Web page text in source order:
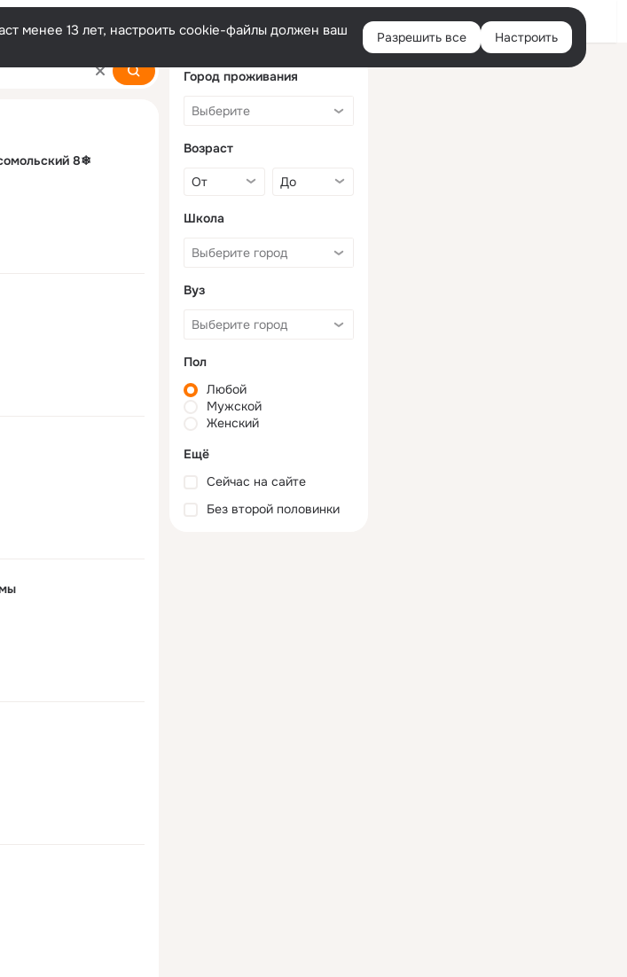
Войти
менее 13 лет, настроить cookie-файлы должен ваш
Разрешить все Настроить
8❄
Город проживания
Возраст
Школа
Вуз
Пол
Любой
Мужской
Женский
Ещё
Сейчас на сайте
Без второй половинки